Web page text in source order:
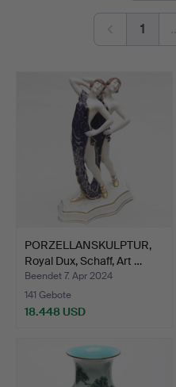
1
PORZELLANSKULPTUR,
Royal Dux, Schaff, Art …
Beendet 7. Apr 2024
141 Gebote
18.448 USD